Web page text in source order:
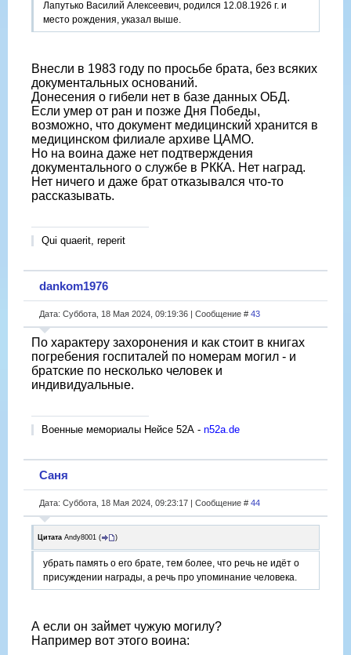
Лапутько Василий Алексеевич, родился 12.08.1926 г. и
место рождения, указал выше.
Внесли в 1983 году по просьбе брата, без всяких
документальных оснований.
Донесения о гибели нет в базе данных ОБД.
Если умер от ран и позже Дня Победы,
возможно, что документ медицинский хранится в
медицинском филиале архиве ЦАМО.
Но на воина даже нет подтверждения
документального о службе в РККА. Нет наград.
Нет ничего и даже брат отказывался что-то
рассказывать.
Qui quaerit, reperit
dankom1976
Дата: Суббота, 18 Мая 2024, 09:19:36 | Сообщение # 43
По характеру захоронения и как стоит в книгах
погребения госпиталей по номерам могил - и
братские по несколько человек и
индивидуальные.
Военные мемориалы Нейсе 52А - n52a.de
Саня
Дата: Суббота, 18 Мая 2024, 09:23:17 | Сообщение # 44
Цитата Andy8001 ( )
убрать память о его брате, тем более, что речь не идёт о
присуждении награды, а речь про упоминание человека.
А если он займет чужую могилу?
Например вот этого воина: